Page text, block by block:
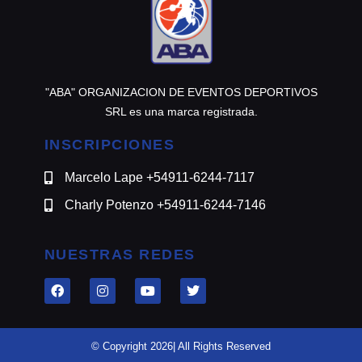
"ABA" ORGANIZACION DE EVENTOS DEPORTIVOS
SRL es una marca registrada.
INSCRIPCIONES
Marcelo Lape +54911-6244-7117
Charly Potenzo +54911-6244-7146
NUESTRAS REDES
© Copyright 2026| All Rights Reserved